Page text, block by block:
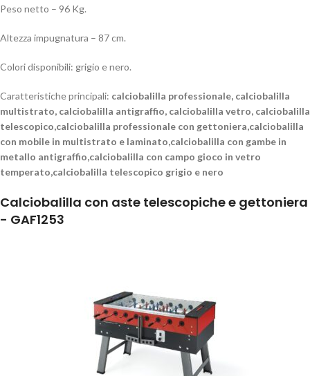
Peso netto – 96 Kg.
Altezza impugnatura – 87 cm.
Colori disponibili: grigio e nero.
Caratteristiche principali: calciobalilla professionale, calciobalilla
multistrato, calciobalilla antigraffio, calciobalilla vetro, calciobalilla
telescopico,calciobalilla professionale con gettoniera,calciobalilla
con mobile in multistrato e laminato,calciobalilla con gambe in
metallo antigraffio,calciobalilla con campo gioco in vetro
temperato,calciobalilla telescopico grigio e nero
Calciobalilla con aste telescopiche e gettoniera
- GAF1253